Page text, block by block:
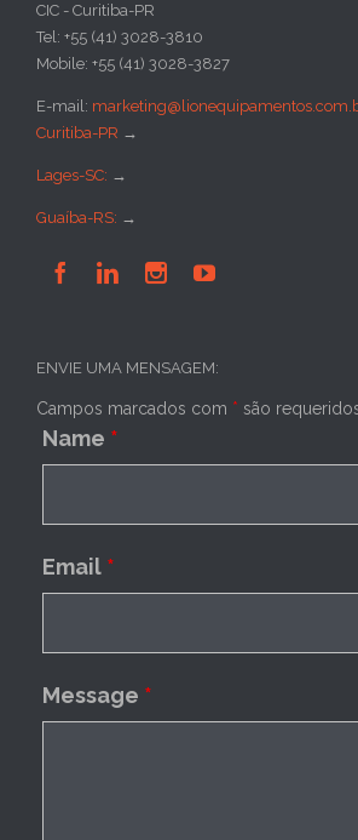
CIC - Curitiba-PR
Tel: +55 (41) 3028-3810
Mobile: +55 (41) 3028-3827
E-mail:
Curitiba-PR →
Lages-SC: →
Guaíba-RS: →
   
ENVIE UMA MENSAGEM:
Campos marcados com * são
Name *
Email *
Message *